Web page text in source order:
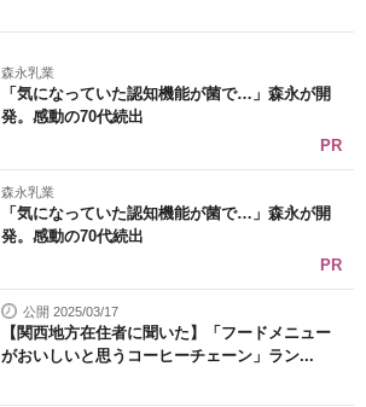
森永乳業
「気になっていた認知機能が菌で…」森永が開
発。感動の70代続出
PR
森永乳業
「気になっていた認知機能が菌で…」森永が開
発。感動の70代続出
PR
公開 2025/03/17
【関西地方在住者に聞いた】「フードメニュー
がおいしいと思うコーヒーチェーン」ラン...